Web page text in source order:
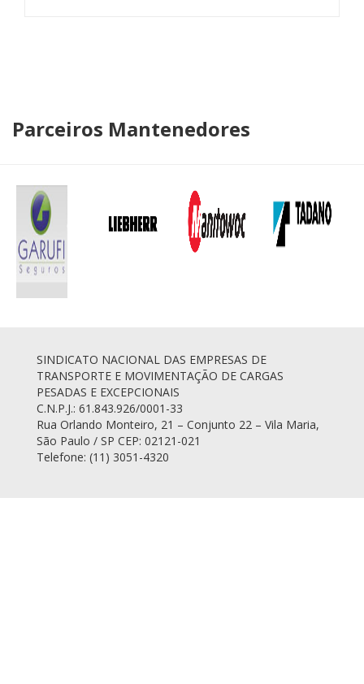
Parceiros Mantenedores
SINDICATO NACIONAL DAS EMPRESAS DE
TRANSPORTE E MOVIMENTAÇÃO DE CARGAS
PESADAS E EXCEPCIONAIS
C.N.P.J.: 61.843.926/0001-33
Rua Orlando Monteiro, 21 – Conjunto 22 – Vila Maria,
São Paulo / SP CEP: 02121-021
Telefone: (11) 3051-4320